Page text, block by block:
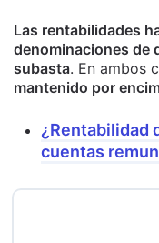
Las rentabilidades
denominaciones de
subasta. En ambos
mantenido por
¿Rentabilidad
cuentas